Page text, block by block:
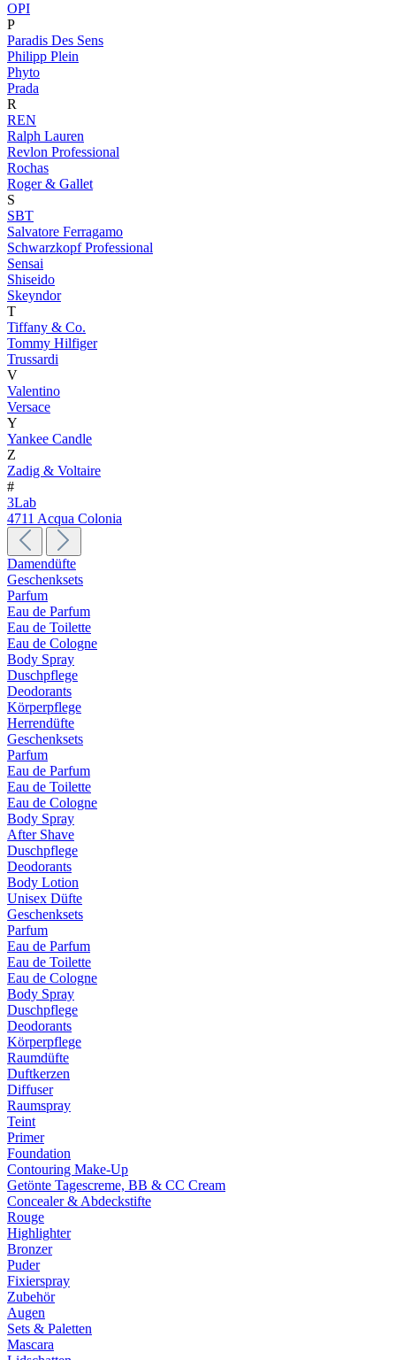
OPI
P
Paradis Des Sens
Philipp Plein
Phyto
Prada
R
REN
Ralph Lauren
Revlon Professional
Rochas
Roger & Gallet
S
SBT
Salvatore Ferragamo
Schwarzkopf Professional
Sensai
Shiseido
Skeyndor
T
Tiffany & Co.
Tommy Hilfiger
Trussardi
V
Valentino
Versace
Y
Yankee Candle
Z
Zadig & Voltaire
#
3Lab
4711 Acqua Colonia
Damendüfte
Geschenksets
Parfum
Eau de Parfum
Eau de Toilette
Eau de Cologne
Body Spray
Duschpflege
Deodorants
Körperpflege
Herrendüfte
Geschenksets
Parfum
Eau de Parfum
Eau de Toilette
Eau de Cologne
Body Spray
After Shave
Duschpflege
Deodorants
Body Lotion
Unisex Düfte
Geschenksets
Parfum
Eau de Parfum
Eau de Toilette
Eau de Cologne
Body Spray
Duschpflege
Deodorants
Körperpflege
Raumdüfte
Duftkerzen
Diffuser
Raumspray
Teint
Primer
Foundation
Contouring Make-Up
Getönte Tagescreme, BB & CC Cream
Concealer & Abdeckstifte
Rouge
Highlighter
Bronzer
Puder
Fixierspray
Zubehör
Augen
Sets & Paletten
Mascara